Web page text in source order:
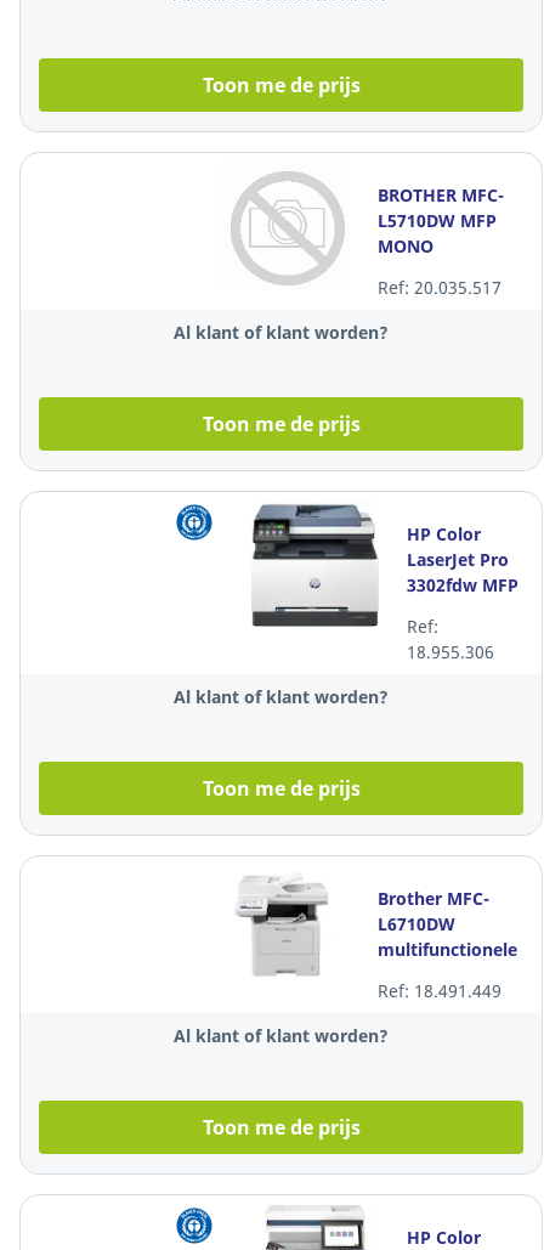
Toon me de prijs
BROTHER MFC-
L5710DW MFP
MONO
Ref: 20.035.517
Al klant of klant worden?
Toon me de prijs
HP Color
LaserJet Pro
3302fdw MFP
duplex, Wi-Fi
Ref:
18.955.306
Al klant of klant worden?
Toon me de prijs
Brother MFC-
L6710DW
multifunctionele
Ref: 18.491.449
Al klant of klant worden?
Toon me de prijs
HP Color